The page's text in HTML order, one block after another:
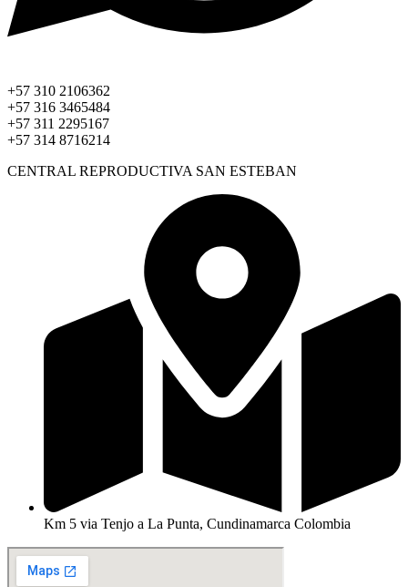
+57 310 2106362
+57 316 3465484
+57 311 2295167
+57 314 8716214
CENTRAL REPRODUCTIVA SAN ESTEBAN
Km 5 via Tenjo a La Punta, Cundinamarca Colombia